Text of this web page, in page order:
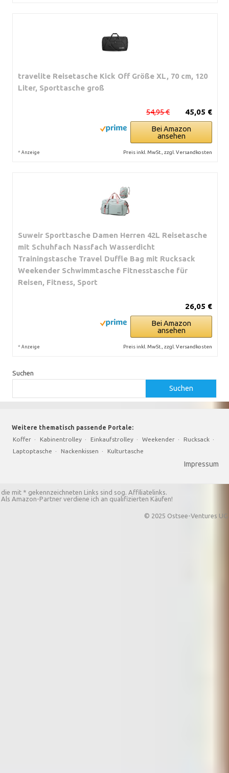
travelite Reisetasche Kick Off Größe XL, 70 cm, 120
Liter, Sporttasche groß
45,05 €
54,95 €
Bei Amazon
ansehen
* Anzeige Preis inkl. MwSt., zzgl. Versandkosten
Suweir Sporttasche Damen Herren 42L Reisetasche
mit Schuhfach Nassfach Wasserdicht
Trainingstasche Travel Duffle Bag mit Rucksack
Weekender Schwimmtasche Fitnesstasche für
Reisen, Fitness, Sport
26,05 €
Bei Amazon
ansehen
* Anzeige Preis inkl. MwSt., zzgl. Versandkosten
Suchen
Suchen
Weitere thematisch passende Portale:
Koffer · Kabinentrolley · Einkaufstrolley · Weekender · Rucksack ·
Laptoptasche · Nackenkissen · Kulturtasche
Impressum
die mit * gekennzeichneten Links sind sog. Affiliatelinks.
Als Amazon-Partner verdiene ich an qualifizierten Käufen!
© 2025 Ostsee-Ventures UG